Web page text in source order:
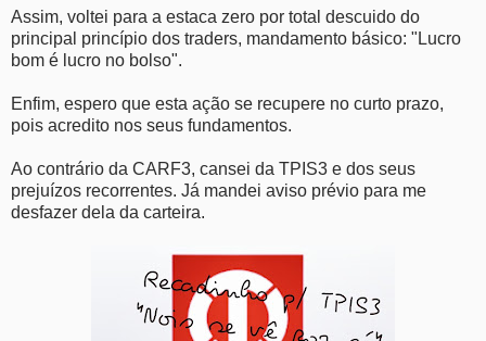
Assim, voltei para a estaca zero por total descuido do
principal princípio dos traders, mandamento básico: "Lucro
bom é lucro no bolso".
Enfim, espero que esta ação se recupere no curto prazo,
pois acredito nos seus fundamentos.
Ao contrário da CARF3, cansei da TPIS3 e dos seus
prejuízos recorrentes. Já mandei aviso prévio para me
desfazer dela da carteira.